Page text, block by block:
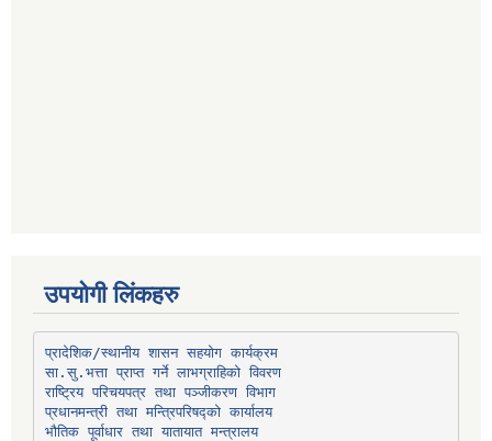
उपयोगी लिंकहरु
प्रादेशिक/स्थानीय शासन सहयोग कार्यक्रम
सा.सु.भत्ता प्राप्त गर्ने लाभग्राहिको विवरण
राष्ट्रिय परिचयपत्र तथा पञ्‍जीकरण विभाग
प्रधानमन्त्री तथा मन्त्रिपरिषद्को कार्यालय
भौतिक पूर्वाधार तथा यातायात मन्त्रालय